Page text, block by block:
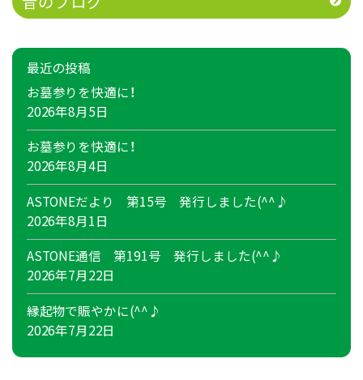
最近の投稿
お墓参りを快適に！
2026年8月5日
お墓参りを快適に！
2026年8月4日
ASTONEだより 第15号 発行しました(^^♪
2026年8月1日
ASTONE通信 第191号 発行しました(^^♪
2026年7月22日
縁起物で賑やかに(^^♪
2026年7月22日